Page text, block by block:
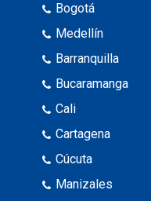
Bogotá
Medellín
Barranquilla
Bucaramanga
Cali
Cartagena
Cúcuta
Manizales